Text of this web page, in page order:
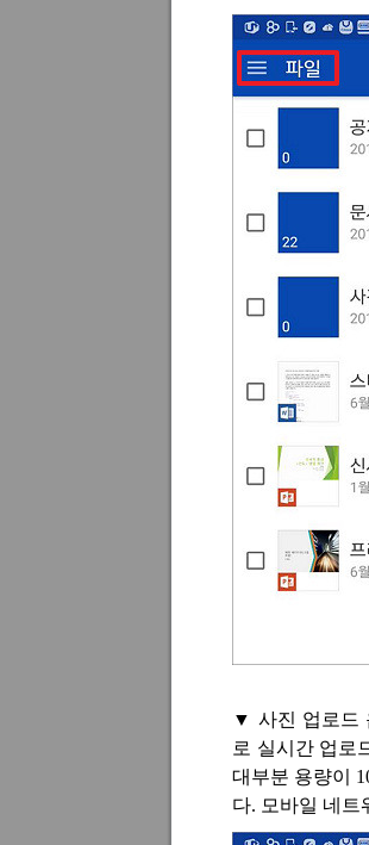
▼ 사진 업로드
로 실시간 업로
대부분 용량이
다. 모바일 네트